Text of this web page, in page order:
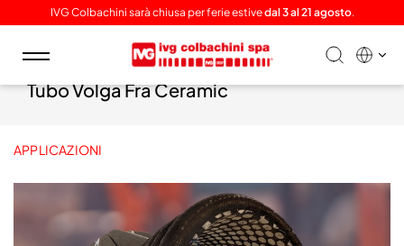
IVG Colbachini sarà chiusa per ferie estivedal 3 al 21 agosto.
Toggle
navigation
Tubo Volga Fra Ceramic
APPLICAZIONI